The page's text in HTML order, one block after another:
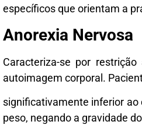
específicos que orientam a
Anorexia Nervosa
Caracteriza-se por
autoimagem corporal.
significativamente inferior
peso, negando a gravidade